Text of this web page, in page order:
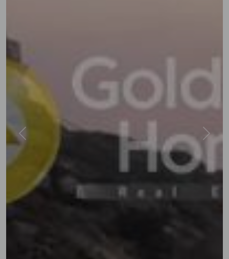
Previous Next